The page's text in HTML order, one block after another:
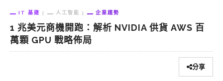
IT 基建 人工智能 企業趨勢
1 兆美元商機開跑：解析 NVIDIA 供貨 AWS 百
萬顆 GPU 戰略佈局
分享